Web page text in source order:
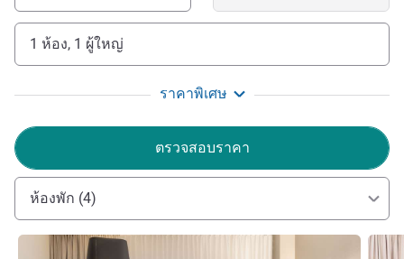
Need rest from a long flight? Long day of work and
meetings? At Ibis Barajas, we focus on taking care of you
Javier Delucas ฝ่ายบริหารโรงแรม
1 ห้อง, 1 ผู้ใหญ่
ราคาพิเศษ
ตรวจสอบราคา
ห้องพัก (4)
ดูรายละเอียด ดูราย